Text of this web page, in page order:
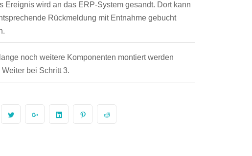
Ereignis wird an das ERP-System gesandt. Dort kann
Rückmeldung mit Entnahme gebucht
noch weitere Komponenten montiert werden
bei Schritt 3.